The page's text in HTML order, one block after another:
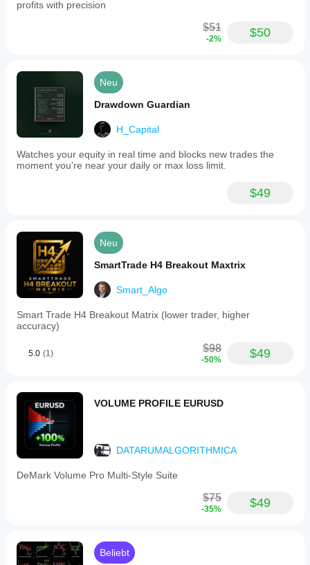
price
a
RR
level
-
SL
adjustments:
SL
to
breakeven
or
better,
cBot
ceases
modifications.
Execution
Limit:
restricts
the
number
new
allowed
positions
beyond
use is 1
partials
near 1.5R.
I would
still keep
manual
review in
the
process.
profits with precision
$51
-2% $50
Neu
Drawdown Guardian
H_Capital
Watches your equity in real time and blocks new trades the
moment you're near your daily or max loss limit.
$49
Neu
SmartTrade H4 Breakout Maxtrix
Smart_Algo
Smart Trade H4 Breakout Matrix (lower trader, higher
accuracy)
5.0 (1) $98
-50% $49
VOLUME PROFILE EURUSD
DATARUMALGORITHMICA
DeMark Volume Pro Multi-Style Suite
$75
-35% $49
Beliebt